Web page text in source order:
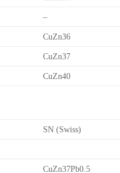
–
CuZn36
CuZn37
CuZn40
SN (Swiss)
CuZn37Pb0.5